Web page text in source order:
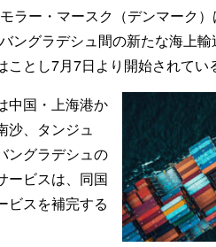
ラー・マースク（デンマーク
ングラデシュ間の新たな海上
とし7月7日より開始されてい
中国・上海港か
沙、タンジュ
ングラデシュの
ービスは、同国
ビスを補完する